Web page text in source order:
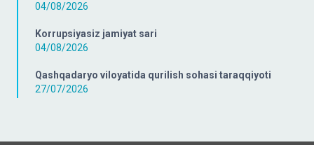
04/08/2026
Korrupsiyasiz jamiyat sari
04/08/2026
Qashqadaryo viloyatida qurilish sohasi taraqqiyoti
27/07/2026